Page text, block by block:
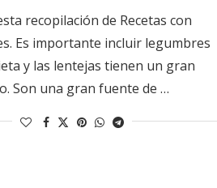
recopilación de Recetas con
Es importante incluir legumbres
y las lentejas tienen un gran
Son una gran fuente de …